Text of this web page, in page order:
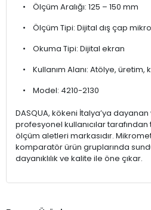
• Ölçüm Aralığı: 125 – 150 mm
• Ölçüm Tipi: Dijital dış çap
• Okuma Tipi: Dijital ekran
• Kullanım Alanı: Atölye, üretim,
• Model: 4210-2130
DASQUA, kökeni İtalya’ya
profesyonel kullanıcılar
ölçüm aletleri markasıdır.
komparatör ürün gruplarında
dayanıklılık ve kalite ile öne çıkar.